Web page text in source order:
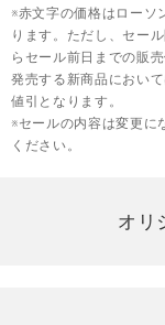
※赤文字の価格はローソ
ります。ただし、セー
らセール前日までの販
発売する新商品におい
値引となります。
※セールの内容は変更に
ください。
オリ